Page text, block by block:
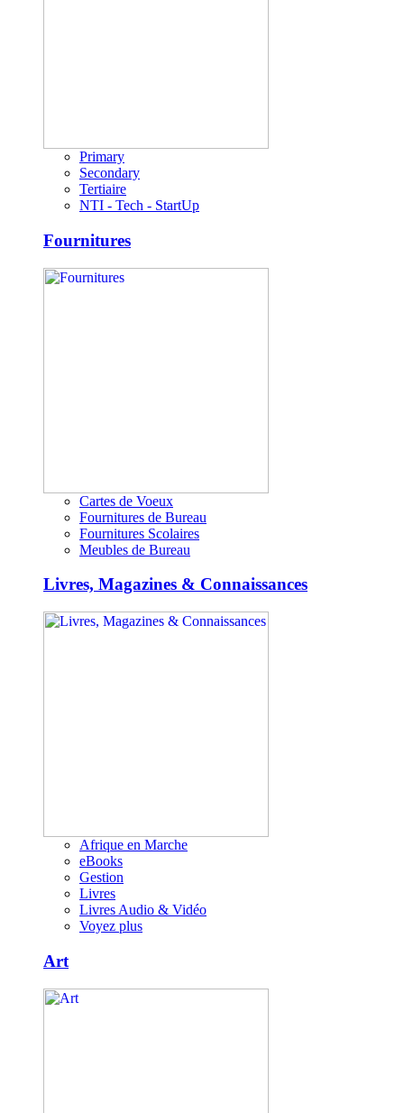
Primary
Secondary
Tertiaire
NTI - Tech - StartUp
Fournitures
Cartes de Voeux
Fournitures de Bureau
Fournitures Scolaires
Meubles de Bureau
Livres, Magazines & Connaissances
Afrique en Marche
eBooks
Gestion
Livres
Livres Audio & Vidéo
Voyez plus
Art